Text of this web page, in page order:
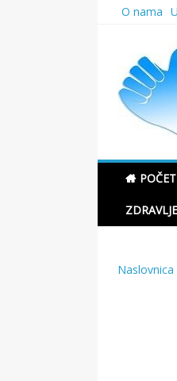
O nama
ZDRAVLJE
Naslovnica